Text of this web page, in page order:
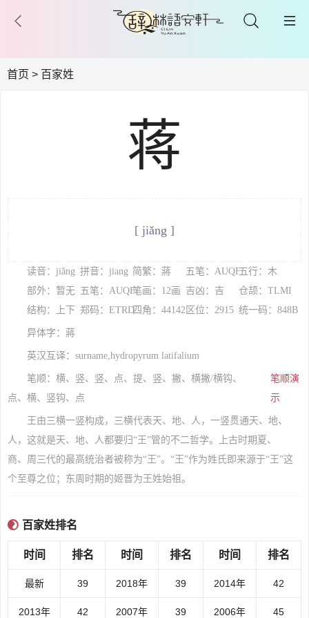
首页 > 百家姓
蒋
[ jiǎng ]
读音：jiǎng 拼音：jiang 简繁：蔣 五笔：AUQF五行：木
部外：暂无 五笔：AUQF笔画：12画 吉凶：吉
仓颉：TLMI
结构：上下 郑码：ETRD四角：44142 区位：2915 统一码：848B
异体字：蔣
英汉互译：surname,hydropyrum latifalium
笔顺：横、竖、竖、点、提、竖、撇、横撇/横钩、
点、横、竖钩、点
笔顺演
示
王由三横一竖构成，三横代表天、地、人，一竖贯通天、地、
人，这就是天、地、人都要归“王”管的不二哲学。上古时期夏、
商、周三代的最高统治者被称为“王”。“王”作为姓氏即来源于“王”这
个至尊之位；东周时期的姬晋为王姓始祖。
百家姓排名
时间 排名 时间 排名 时间 排名
最新 39 2018年 39 2014年 42
2013年 42 2007年 39 2006年 45